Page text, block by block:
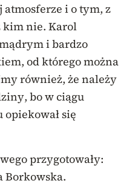
i o tym, z
kim nie. Karol
i bardzo
od którego można
również, że należy
bo w ciągu
się
przygotowały:
Borkowska.